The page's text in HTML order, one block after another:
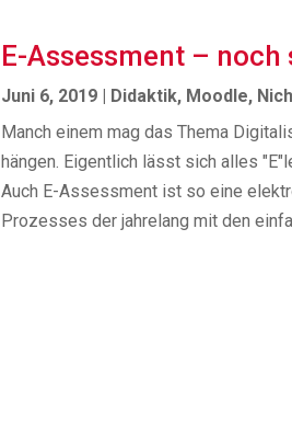
E-Assessment – noch
Juni 6, 2019 | Didaktik, Moodle,
Manch einem mag das Thema
hängen. Eigentlich lässt sich alles
Auch E-Assessment ist so eine
Prozesses der jahrelang mit den